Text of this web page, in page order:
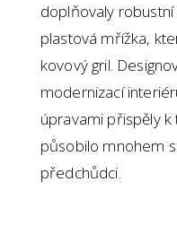
doplňovaly
plastová mřížka,
kovový gril.
modernizací
úpravami přispěly
působilo mnohem
předchůdci.